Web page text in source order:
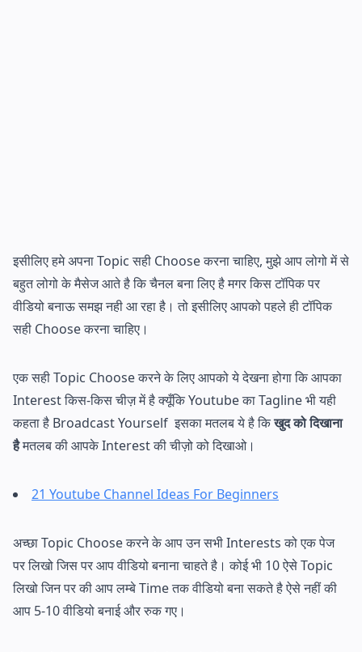
इसीलिए हमे अपना Topic सही Choose करना चाहिए, मुझे आप लोगो में से
बहुत लोगो के मैसेज आते है कि चैनल बना लिए है मगर किस टॉपिक पर
वीडियो बनाऊ समझ नही आ रहा है। तो इसीलिए आपको पहले ही टॉपिक
सही Choose करना चाहिए।
एक सही Topic Choose करने के लिए आपको ये देखना होगा कि आपका
Interest किस-किस चीज़ में है क्यूँकि Youtube का Tagline भी यही
कहता है Broadcast Yourself इसका मतलब ये है किखुद को दिखाना
हैमतलब की आपके Interest की चीज़ो को दिखाओ।
21 Youtube Channel Ideas For Beginners
अच्छा Topic Choose करने के आप उन सभी Interests को एक पेज
पर लिखो जिस पर आप वीडियो बनाना चाहते है। कोई भी 10 ऐसे Topic
लिखो जिन पर की आप लम्बे Time तक वीडियो बना सकते है ऐसे नहीं की
आप 5-10 वीडियो बनाई और रुक गए।